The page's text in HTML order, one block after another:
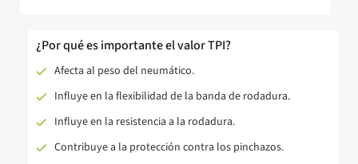
¿Por qué es importante el valor TPI?
Afecta al peso del neumático.
Influye en la flexibilidad de la banda de rodadura.
Influye en la resistencia a la rodadura.
Contribuye a la protección contra los pinchazos.